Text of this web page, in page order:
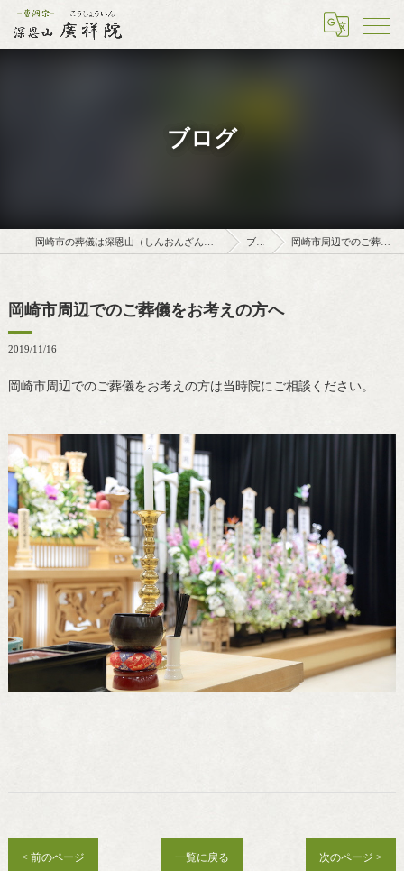
ブログ
ブログ 岡崎市周辺でのご葬儀をお考えの方へ
岡崎市周辺でのご葬儀をお考えの方へ
2019/11/16
岡崎市周辺でのご葬儀をお考えの方は当時院にご相談ください。
< 前のページ 一覧に戻る 次のページ >